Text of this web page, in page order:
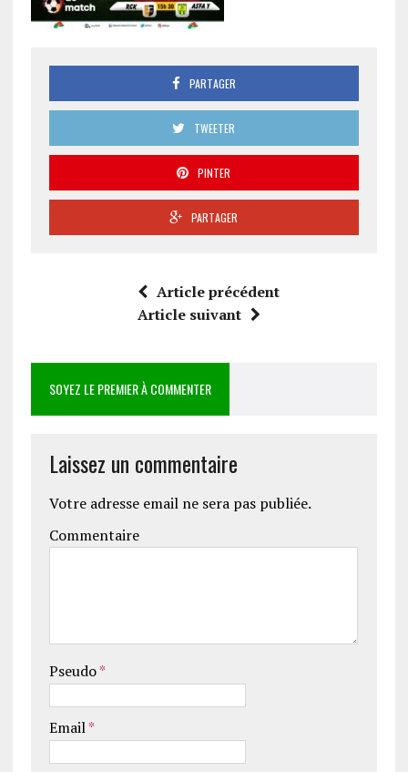
PARTAGER
TWEETER
PINTER
PARTAGER
Article précédent
Article suivant
SOYEZ LE PREMIER À COMMENTER
Laissez un commentaire
Votre adresse email ne sera pas publiée.
Commentaire
Pseudo*
Email*